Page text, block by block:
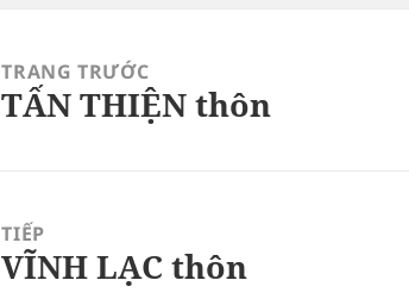
TRANG TRƯỚC
Bài
TẤN THIỆN thôn
TIẾP
Bài
VĨNH LẠC thôn